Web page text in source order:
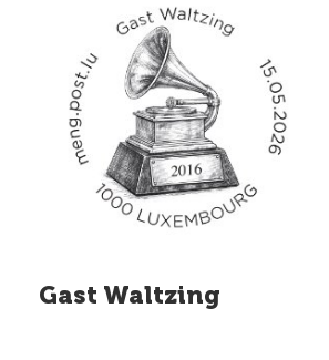
Gast Waltzing